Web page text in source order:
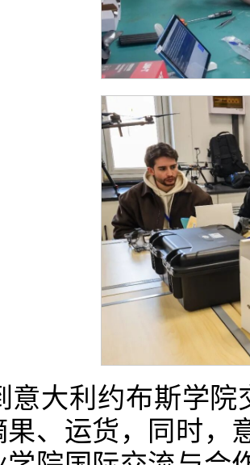
意大利约布斯学
果、运货，同时，